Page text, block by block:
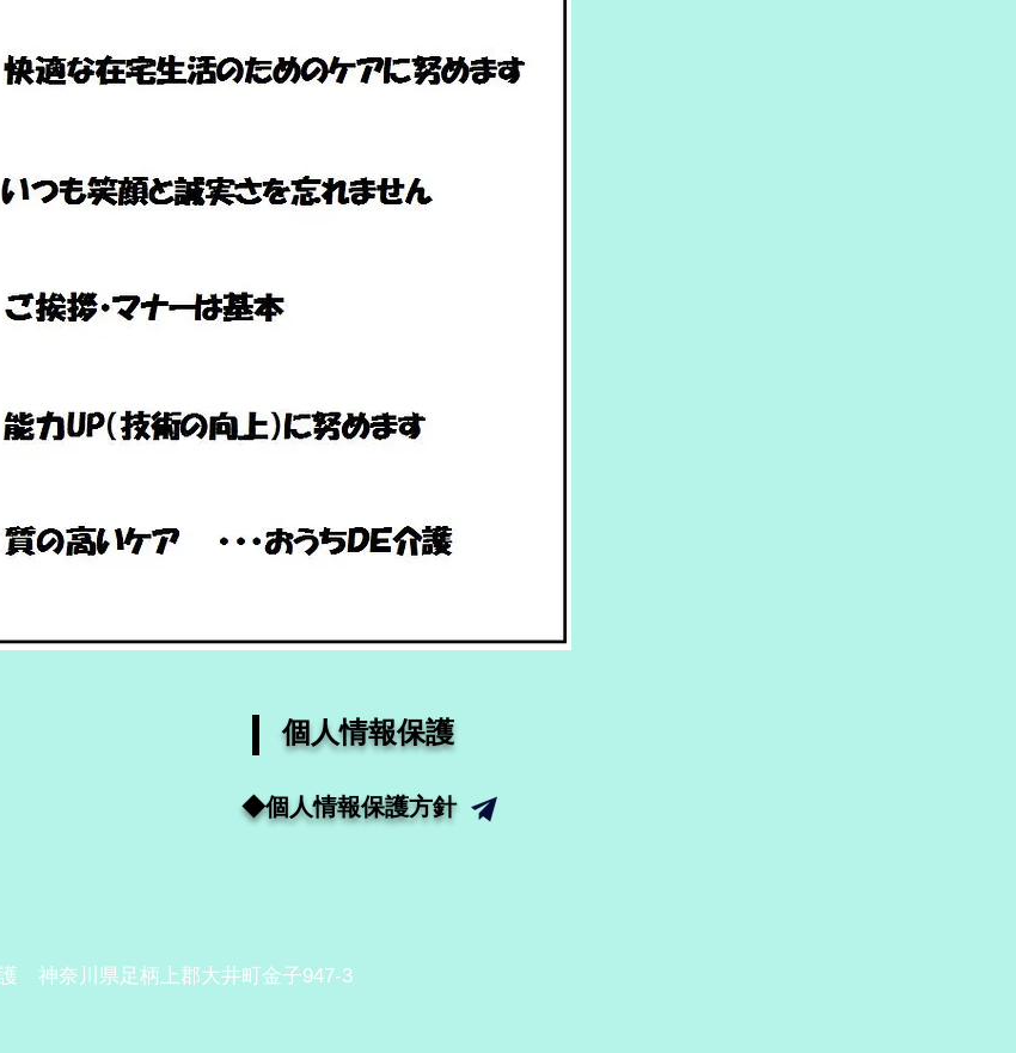
個人情報保護
​◆個人情報保護方針
神奈川県足柄上郡大井町金子947-3